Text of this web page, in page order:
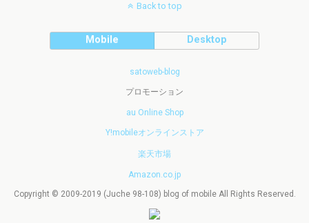
Back to top
Mobile Desktop
satoweb-blog
プロモーション
au Online Shop
Y!mobileオンラインストア
楽天市場
Amazon.co.jp
Copyright © 2009-2019 (Juche 98-108) blog of mobile All Rights Reserved.